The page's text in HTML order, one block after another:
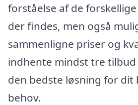
forståelse af de
der findes, men også
sammenligne priser og
indhente mindst tre
den bedste løsning for dit
behov.